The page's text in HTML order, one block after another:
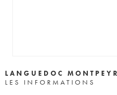
LANGUEDOC
LES INFORMATIONS